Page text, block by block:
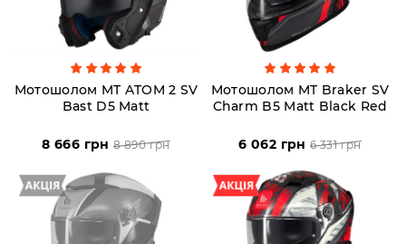
19:00
Мотошолом MT ATOM 2 SV
Bast D5 Matt
8 666 грн 8 890 грн
Мотошолом MT Braker SV
Charm B5 Matt Black Red
6 062 грн 6 331 грн